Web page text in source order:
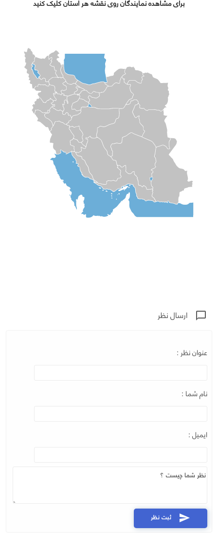
برای مشاهده نمایندگان روی نقشه هر استان کلیک کنید
chat_bubble_outline ارسال نظر
عنوان نظر :
نام شما :
ایمیل :
ثبت نظر send